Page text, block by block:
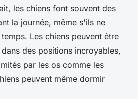
les chiens font souvent des
la journée, même s'ils ne
Les chiens peuvent être
des positions incroyables,
par les os comme les
peuvent même dormir